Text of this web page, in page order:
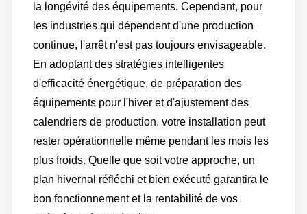
la longévité des équipements. Cependant, pour
les industries qui dépendent d'une production
continue, l'arrêt n'est pas toujours envisageable.
En adoptant des stratégies intelligentes
d'efficacité énergétique, de préparation des
équipements pour l'hiver et d'ajustement des
calendriers de production, votre installation peut
rester opérationnelle même pendant les mois les
plus froids. Quelle que soit votre approche, un
plan hivernal réfléchi et bien exécuté garantira le
bon fonctionnement et la rentabilité de vos